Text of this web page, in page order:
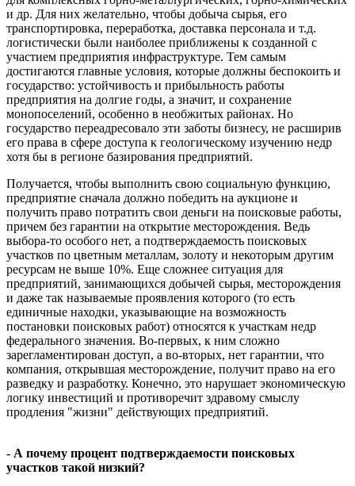
и др. Для них желательно, чтобы добыча сырья, его
транспортировка, переработка, доставка персонала и т.д.
логистически были наиболее приближены к созданной с
участием предприятия инфраструктуре. Тем самым
достигаются главные условия, которые должны беспокоить и
государство: устойчивость и прибыльность работы
предприятия на долгие годы, а значит, и сохранение
монопоселений, особенно в необжитых районах. Но
государство переадресовало эти заботы бизнесу, не расширив
его права в сфере доступа к геологическому изучению недр
хотя бы в регионе базирования предприятий.
Получается, чтобы выполнить свою социальную функцию,
предприятие сначала должно победить на аукционе и
получить право потратить свои деньги на поисковые работы,
причем без гарантии на открытие месторождения. Ведь
выбора-то особого нет, а подтверждаемость поисковых
участков по цветным металлам, золоту и некоторым другим
ресурсам не выше 10%. Еще сложнее ситуация для
предприятий, занимающихся добычей сырья, месторождения
и даже так называемые проявления которого (то есть
единичные находки, указывающие на возможность
постановки поисковых работ) относятся к участкам недр
федерального значения. Во-первых, к ним сложно
зарегламентирован доступ, а во-вторых, нет гарантии, что
компания, открывшая месторождение, получит право на его
разведку и разработку. Конечно, это нарушает экономическую
логику инвестиций и противоречит здравому смыслу
продления "жизни" действующих предприятий.
- А почему процент подтверждаемости поисковых
участков такой низкий?